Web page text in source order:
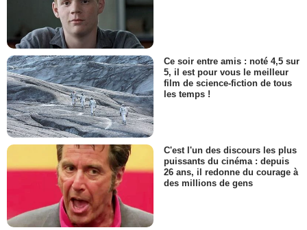
Ce soir entre amis : noté 4,5 sur
5, il est pour vous le meilleur
film de science-fiction de tous
les temps !
C'est l'un des discours les plus
puissants du cinéma : depuis
26 ans, il redonne du courage à
des millions de gens